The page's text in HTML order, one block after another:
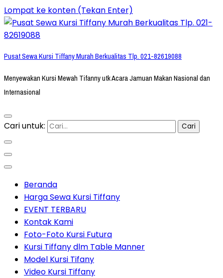
Lompat ke konten (Tekan Enter)
Pusat Sewa Kursi Tiffany Murah Berkualitas Tlp. 021-82619088
Menyewakan Kursi Mewah Tifanny utk Acara Jamuan Makan Nasional dan
Internasional
Cari untuk:
Beranda
Harga Sewa Kursi Tiffany
EVENT TERBARU
Kontak Kami
Foto-Foto Kursi Futura
Kursi Tiffany dlm Table Manner
Model Kursi Tifany
Video Kursi Tiffany